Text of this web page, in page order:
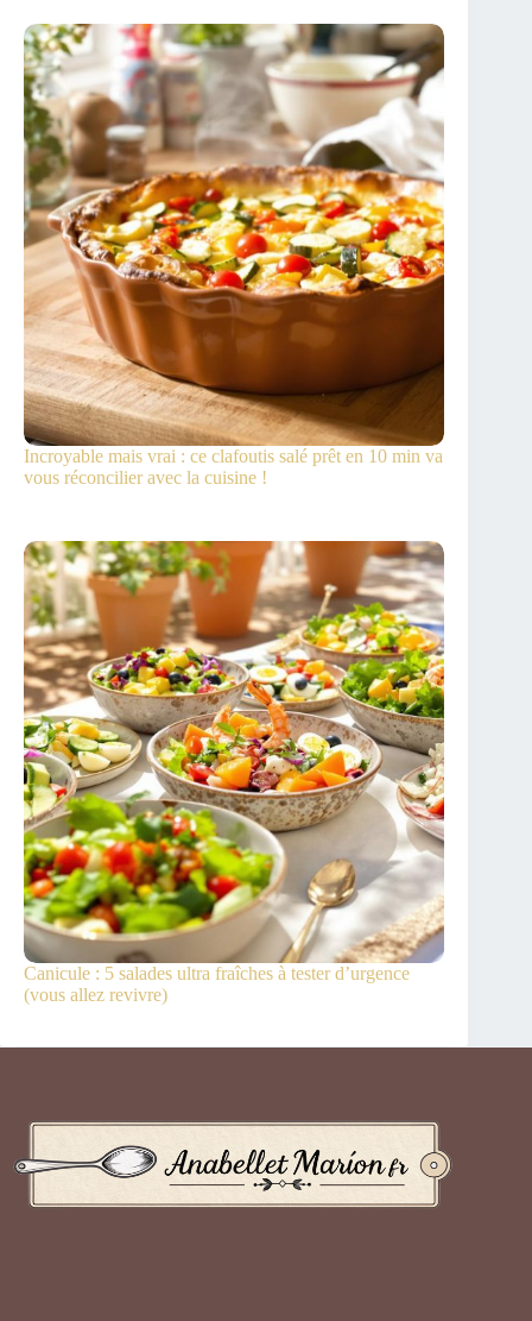
Incroyable mais vrai : ce clafoutis salé prêt en 10 min va
vous réconcilier avec la cuisine !
Canicule : 5 salades ultra fraîches à tester d’urgence
(vous allez revivre)